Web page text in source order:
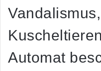
Automat